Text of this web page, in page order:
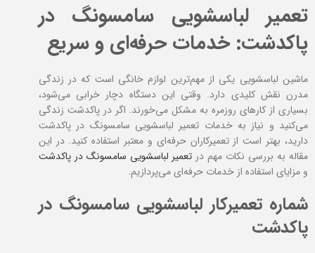
تعمیر لباسشویی سامسونگ در
پاکدشت: خدمات حرفه‌ای و سریع
ماشین لباسشویی یکی از مهم‌ترین لوازم خانگی است که در زندگی
مدرن نقش کلیدی دارد. وقتی این دستگاه دچار خرابی می‌شود،
بسیاری از کارهای روزمره به مشکل می‌خورند. اگر در پاکدشت زندگی
می‌کنید و نیاز به خدمات تعمیر لباسشویی سامسونگ در پاکدشت
دارید، بهتر است از تعمیرکاران حرفه‌ای و معتبر استفاده کنید. در این
مقاله به بررسی نکات مهم در تعمیر لباسشویی سامسونگ در پاکدشت
و مزایای استفاده از خدمات حرفه‌ای می‌پردازیم.
شماره تعمیرکار لباسشویی سامسونگ در
پاکدشت